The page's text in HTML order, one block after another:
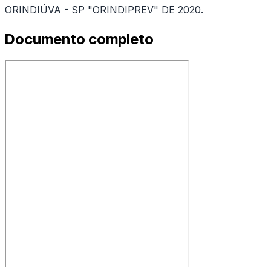
ORINDIÚVA - SP "ORINDIPREV" DE 2020.
Documento completo